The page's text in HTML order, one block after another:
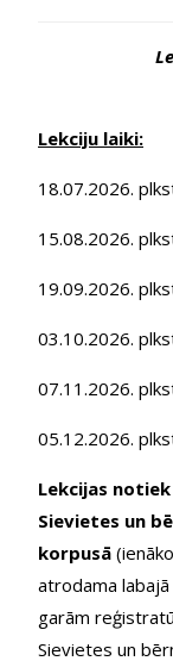
Lekciju laiki:
18.07.2026.
15.08.2026.
19.09.2026.
03.10.2026.
07.11.2026.
05.12.2026.
Lekcijas
Sievietes un
korpusā
atrodama
garām
Sievietes un